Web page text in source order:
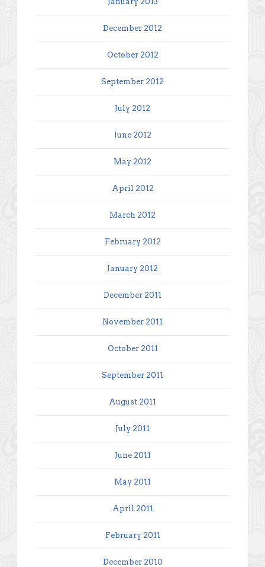
December 2012
October 2012
September 2012
July 2012
June 2012
May 2012
April 2012
March 2012
February 2012
January 2012
December 2011
November 2011
October 2011
September 2011
August 2011
July 2011
June 2011
May 2011
April 2011
February 2011
December 2010